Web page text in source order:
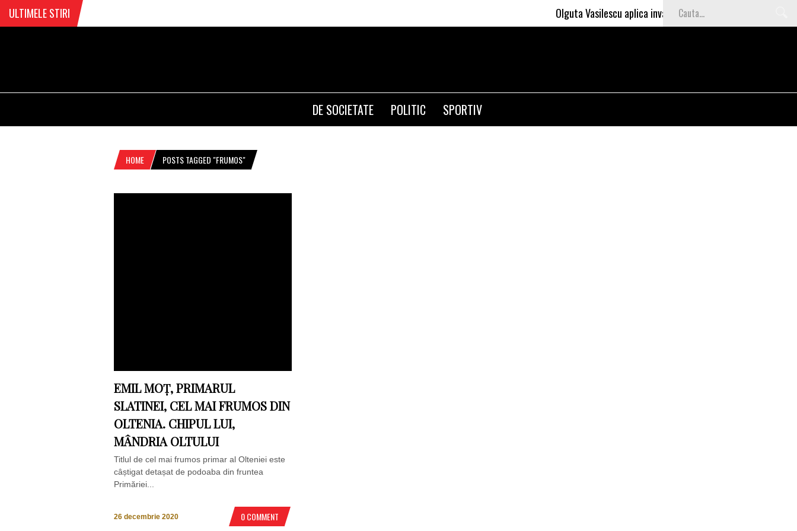
ULTIMELE STIRI Olguta Vasilescu aplica invataturile lui Nea Marin: somajul
DE SOCIETATE POLITIC SPORTIV
HOME POSTS TAGGED "FRUMOS"
EMIL MOȚ, PRIMARUL
SLATINEI, CEL MAI FRUMOS DIN
OLTENIA. CHIPUL LUI,
MÂNDRIA OLTULUI
Titlul de cel mai frumos primar al Olteniei este
câștigat detașat de podoaba din fruntea
Primăriei...
26 decembrie 2020 0 COMMENT